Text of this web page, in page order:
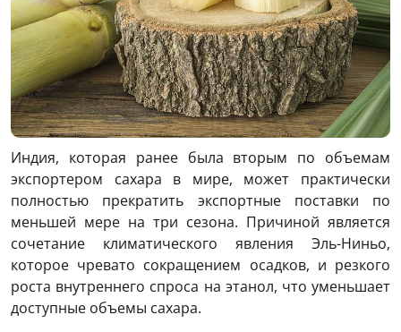
Индия, которая ранее была вторым по объемам
экспортером сахара в мире, может практически
полностью прекратить экспортные поставки по
меньшей мере на три сезона. Причиной является
сочетание климатического явления Эль-Ниньо,
которое чревато сокращением осадков, и резкого
роста внутреннего спроса на этанол, что уменьшает
доступные объемы сахара.